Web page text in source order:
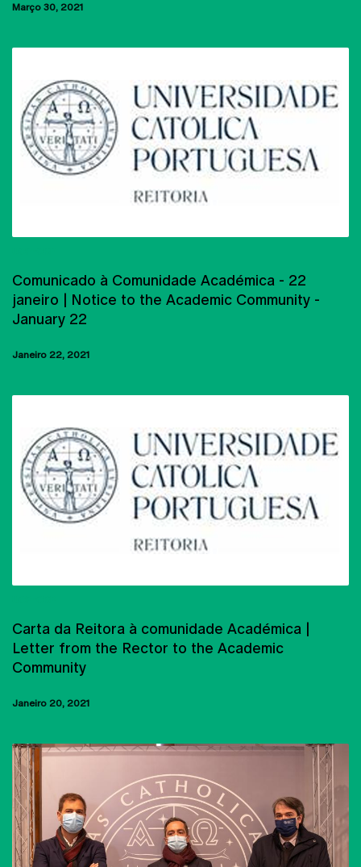
Março 30, 2021
Comunicado à Comunidade Académica - 22
janeiro | Notice to the Academic Community -
January 22
Janeiro 22, 2021
Carta da Reitora à comunidade Académica |
Letter from the Rector to the Academic
Community
Janeiro 20, 2021